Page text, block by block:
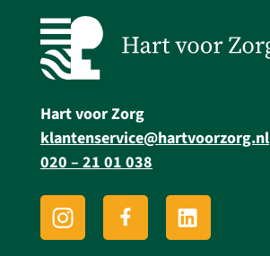
Hart voor Zorg
klantenservice@hartvoorzorg.nl
020 – 21 01 038